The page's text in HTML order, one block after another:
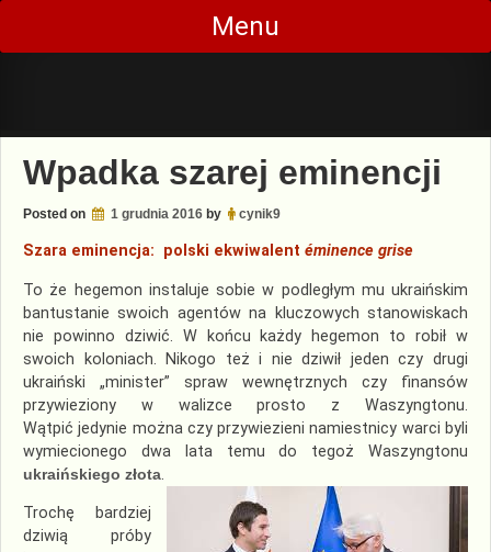
Skip
content
Menu
Wpadka szarej eminencji
Posted on 1 grudnia 2016 by cynik9
Szara eminencja: polski ekwiwalent éminence grise
To że hegemon instaluje sobie w podległym mu ukraińskim
bantustanie swoich agentów na kluczowych stanowiskach
nie powinno dziwić. W końcu każdy hegemon to robił w
swoich koloniach. Nikogo też i nie dziwił jeden czy drugi
ukraiński „minister” spraw wewnętrznych czy finansów
przywieziony w walizce prosto z Waszyngtonu.
Wątpić jedynie można czy przywiezieni namiestnicy warci byli
wymiecionego dwa lata temu do tegoż Waszyngtonu
ukraińskiego złota.
Trochę bardziej
dziwią próby